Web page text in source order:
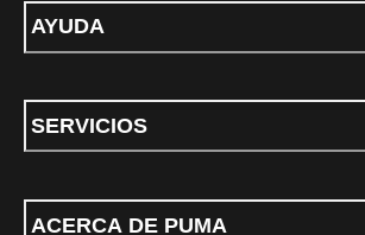
AYUDA
SERVICIOS
ACERCA DE PUMA